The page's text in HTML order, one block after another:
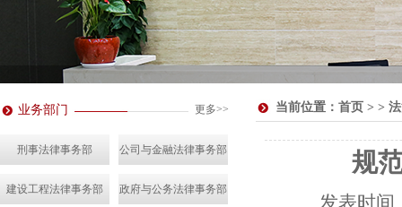
业务部门 更多>>
刑事法律事务部 公司与金融法律事务部
建设工程法律事务部 政府与公务法律事务部
当前位置： 首页 > >
规
发表时间